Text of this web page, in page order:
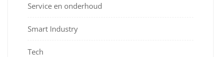
Service en onderhoud
Smart Industry
Tech